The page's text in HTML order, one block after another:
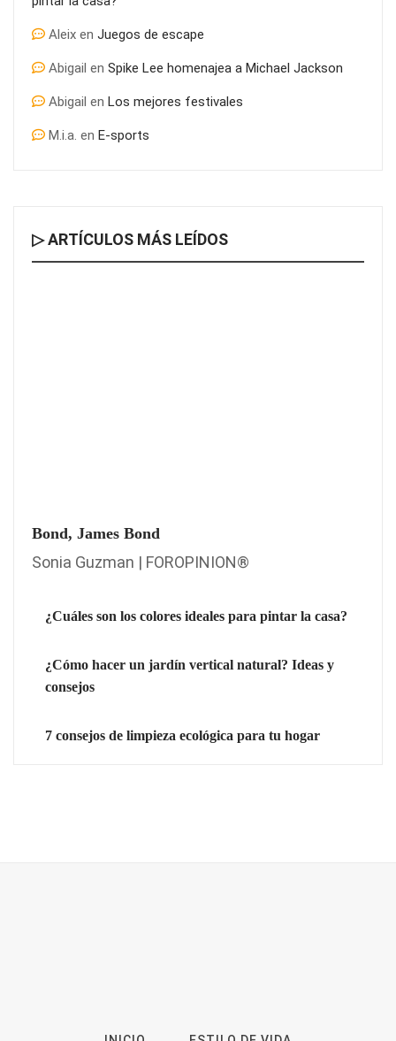
Aleix en Juegos de escape
Abigail en Spike Lee homenajea a Michael Jackson
Abigail en Los mejores festivales
M.i.a. en E-sports
▷ ARTÍCULOS MÁS LEÍDOS
Bond, James Bond
Sonia Guzman | FOROPINION®
¿Cuáles son los colores ideales para pintar la casa?
¿Cómo hacer un jardín vertical natural? Ideas y
consejos
7 consejos de limpieza ecológica para tu hogar